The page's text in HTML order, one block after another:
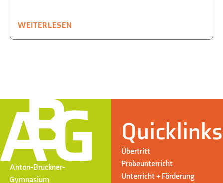
WEITERLESEN
Anton-Bruckner-
Gymnasium
Quicklinks
Übertritt
Probeunterricht
Unterricht + Förderung